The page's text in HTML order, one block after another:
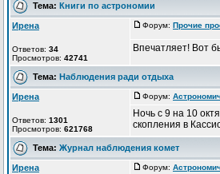
Тема: Книги по астрономии
Ирена
Ответов: 34
Просмотров: 42741
Форум: Прочие
Впечатляет! Вот
Тема: Наблюдения ради отдыха
Ирена
Ответов: 1301
Просмотров: 621768
Форум:
Ночь с 9 на 10
скопления в
Тема: Журнал наблюдения комет
Ирена Форум: